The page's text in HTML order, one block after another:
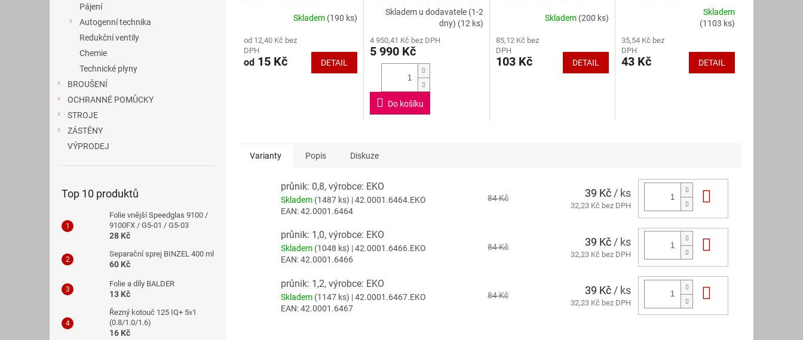
Pájení
Autogenní technika
Redukční ventily
Chemie
Technické plyny
BROUŠENÍ
OCHRANNÉ POMŮCKY
STROJE
ZÁSTĚNY
VÝPRODEJ
Top 10 produktů
Folie vnější Speedglas 9100 /
9100FX / G5-01 / G5-03
28 Kč
Separační sprej BINZEL 400 ml
60 Kč
Folie a díly BALDER
13 Kč
Řezný kotouč 125 IQ+ 5v1
(0.8/1.0/1.6)
16 Kč
produktu
je
5,0
Skladem (190 ks)
od 12,40 Kč bez
DPH
od 15 Kč DETAIL
A
ZDARMA separační sprej
Skladem u dodavatele (1-2
dny) (12 ks)
4 950,41 Kč bez DPH
5 990 Kč
Do košíku
Skladem (200 ks)
85,12 Kč bez
DPH
103 Kč DETAIL
produktu
je
5,0
Skladem
(1103 ks)
35,54 Kč bez
DPH
43 Kč DETAIL
Varianty Popis Diskuze
průnik: 0,8, výrobce: EKO
Skladem (1487 ks) | 42.0001.6464.EKO
EAN:42.0001.6464
84 Kč 39 Kč/ ks
32,23 Kč bez DPH
průnik: 1,0, výrobce: EKO
Skladem (1048 ks) | 42.0001.6466.EKO
EAN:42.0001.6466
84 Kč 39 Kč / ks
32,23 Kč bez DPH
průnik: 1,2, výrobce: EKO
Skladem (1147 ks) | 42.0001.6467.EKO
EAN:42.0001.6467
84 Kč 39 Kč / ks
32,23 Kč bez DPH